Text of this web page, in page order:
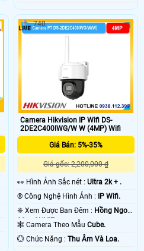
Camera Hikvision IP Wifi DS-
2DE2C400IWG/W W (4MP) Wifi
Giá Bán: 5%-35%
Giá gốc: 2,200,000 ₫
️👀 Hình Ảnh Sắc nét :Ultra 2k + .
®️ Công Nghệ Hình Ảnh :
IP Wifi.
❈ Xem Được Ban Đêm : Hồng Ngoại
30m ONVIF.
🕸️ Camera Theo MẫuCube.
️💮 Chức Năng :Thu Âm Và Loa.
740